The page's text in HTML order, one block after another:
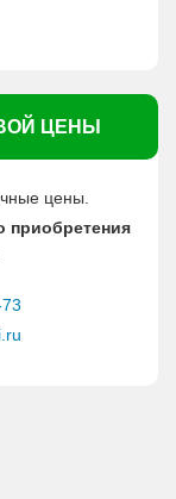
ЦЕНЫ
цены.
приобретения